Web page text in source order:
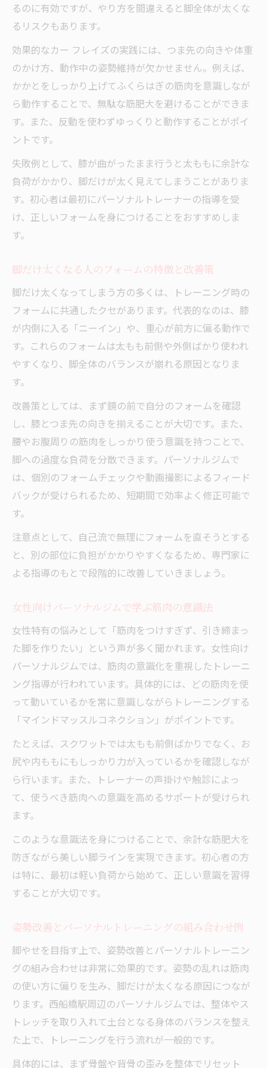
るのに有効ですが、やり方を間違えると脚全体が太くな
るリスクもあります。
効果的なカー フレイズの実践には、つま先の向きや体重
のかけ方、動作中の姿勢維持が欠かせません。例えば、
かかとをしっかり上げてふくらはぎの筋肉を意識しなが
ら動作することで、無駄な筋肥大を避けることができま
す。また、反動を使わずゆっくりと動作することがポイ
ントです。
失敗例として、膝が曲がったまま行うと太ももに余計な
負荷がかかり、脚だけが太く見えてしまうことがありま
す。初心者は最初にパーソナルトレーナーの指導を受
け、正しいフォームを身につけることをおすすめしま
す。
脚だけ太くなる人のフォームの特徴と改善策
脚だけ太くなってしまう方の多くは、トレーニング時の
フォームに共通したクセがあります。代表的なのは、膝
が内側に入る「ニーイン」や、重心が前方に偏る動作で
す。これらのフォームは太もも前側や外側ばかり使われ
やすくなり、脚全体のバランスが崩れる原因となりま
す。
改善策としては、まず鏡の前で自分のフォームを確認
し、膝とつま先の向きを揃えることが大切です。また、
腰やお腹周りの筋肉をしっかり使う意識を持つことで、
脚への過度な負荷を分散できます。パーソナルジムで
は、個別のフォームチェックや動画撮影によるフィード
バックが受けられるため、短期間で効率よく修正可能で
す。
注意点として、自己流で無理にフォームを直そうとする
と、別の部位に負担がかかりやすくなるため、専門家に
よる指導のもとで段階的に改善していきましょう。
女性向けパーソナルジムで学ぶ筋肉の意識法
女性特有の悩みとして「筋肉をつけすぎず、引き締まっ
た脚を作りたい」という声が多く聞かれます。女性向け
パーソナルジムでは、筋肉の意識化を重視したトレーニ
ング指導が行われています。具体的には、どの筋肉を使
って動いているかを常に意識しながらトレーニングする
「マインドマッスルコネクション」がポイントです。
たとえば、スクワットでは太もも前側ばかりでなく、お
尻や内ももにもしっかり力が入っているかを確認しなが
ら行います。また、トレーナーの声掛けや触診によっ
て、使うべき筋肉への意識を高めるサポートが受けられ
ます。
このような意識法を身につけることで、余計な筋肥大を
防ぎながら美しい脚ラインを実現できます。初心者の方
は特に、最初は軽い負荷から始めて、正しい意識を習得
することが大切です。
姿勢改善とパーソナルトレーニングの組み合わせ例
脚やせを目指す上で、姿勢改善とパーソナルトレーニン
グの組み合わせは非常に効果的です。姿勢の乱れは筋肉
の使い方に偏りを生み、脚だけが太くなる原因につなが
ります。西船橋駅周辺のパーソナルジムでは、整体やス
トレッチを取り入れて土台となる身体のバランスを整え
た上で、トレーニングを行う流れが一般的です。
具体的には、まず骨盤や背骨の歪みを整体でリセット